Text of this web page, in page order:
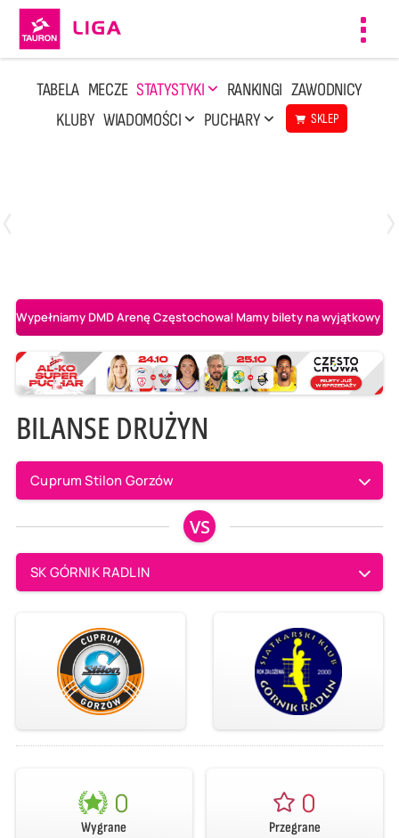
TABELA MECZE STATYSTYKI RANKINGI ZAWODNICY
KLUBY WIADOMOŚCI PUCHARY SKLEP
Wypełniamy DMD Arenę Częstochowa! Mamy bilety na wyjątkowy
BILANSE DRUŻYN
Cuprum Stilon Gorzów
VS
SK GÓRNIK RADLIN
0
Wygrane
0
Przegrane